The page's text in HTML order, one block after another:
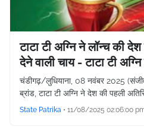
टाटा टी अग्नि ने लॉन्च की
देने वाली चाय - टाटा टी
चंडीगढ़/लुधियाना, 08 नवंबर 2025
ब्रांड, टाटा टी अग्नि ने देश की पहली
State Patrika • 11/08/2025 02:06:00